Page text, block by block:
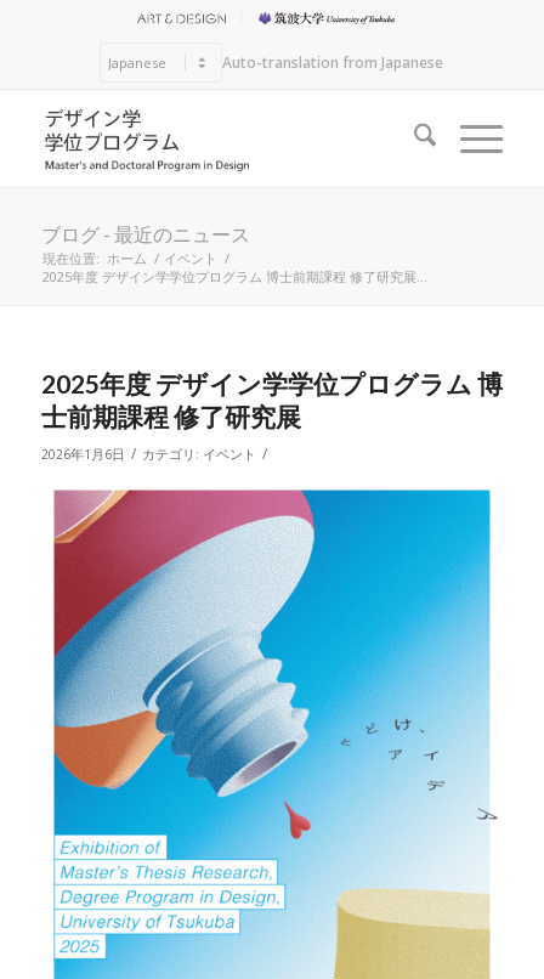
Auto-translation from Japanese
ブログ - 最近のニュース
現在位置: ホーム / イベント /
2025年度 デザイン学学位プログラム 博士前期課程 修了研究展...
2025年度 デザイン学学位プログラム 博
士前期課程 修了研究展
2026年1月6日 / カテゴリ: イベント /